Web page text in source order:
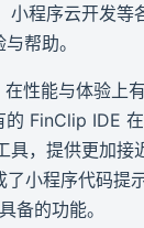
程序云开发等
帮助。
性能与体验上
FinClip IDE
，提供更加接
小程序代码提
备的功能。